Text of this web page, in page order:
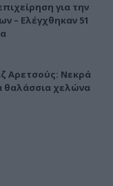
για την
– Ελέγχθηκαν 51
Αρετσούς: Νεκρά
θαλάσσια χελώνα